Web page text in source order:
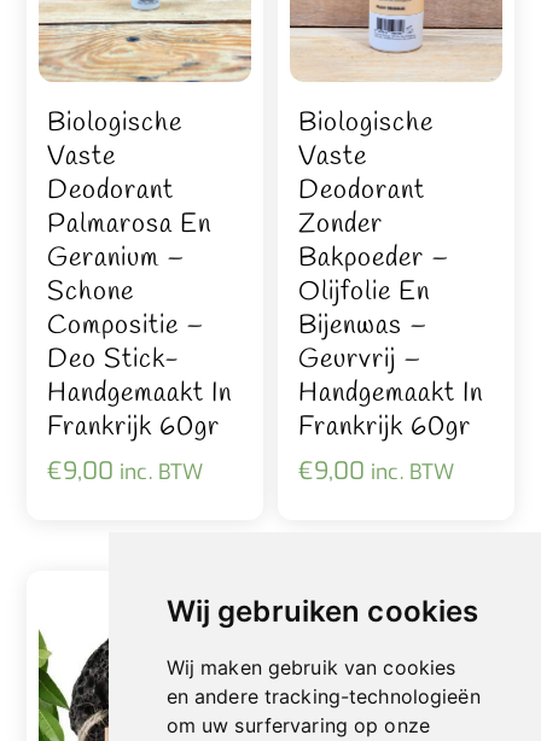
Wij gebruiken cookies
Wij maken gebruik van cookies
en andere tracking-technologieën
om uw surfervaring op onze
Biologische
Vaste
Deodorant
Palmarosa En
Geranium –
Schone
Compositie –
Deo Stick-
Handgemaakt In
Frankrijk 60gr
€9,00 inc. BTW
Biologische
Vaste
Deodorant
Zonder
Bakpoeder –
Olijfolie En
Bijenwas –
Geurvrij –
Handgemaakt In
Frankrijk 60gr
€9,00 inc. BTW